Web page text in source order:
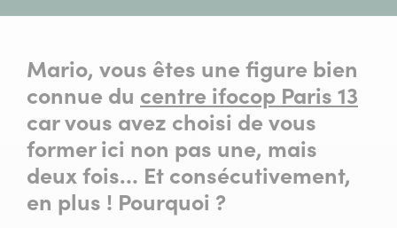
Mario, vous êtes une figure bien
connue du centre ifocop Paris 13
car vous avez choisi de vous
former ici non pas une, mais
deux fois… Et consécutivement,
en plus ! Pourquoi ?